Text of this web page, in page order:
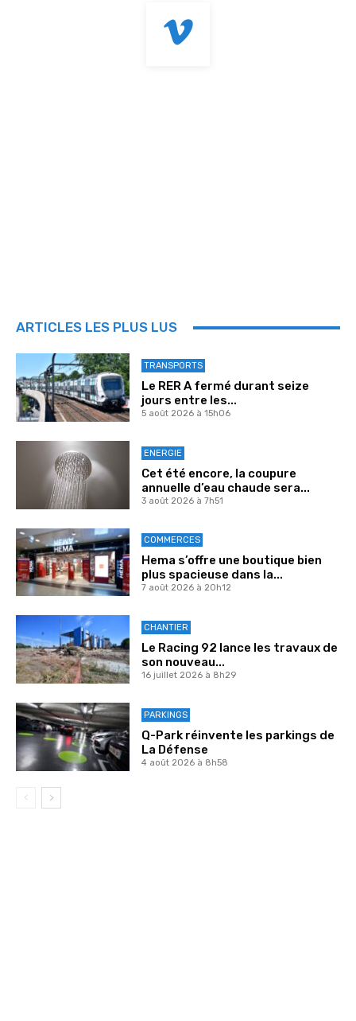
ARTICLES LES PLUS LUS
TRANSPORTS
Le RER A fermé durant seize
jours entre les...
5 août 2026 à 15h06
ENERGIE
Cet été encore, la coupure
annuelle d’eau chaude sera...
3 août 2026 à 7h51
COMMERCES
Hema s’offre une boutique bien
plus spacieuse dans la...
7 août 2026 à 20h12
CHANTIER
Le Racing 92 lance les travaux de
son nouveau...
16 juillet 2026 à 8h29
PARKINGS
Q-Park réinvente les parkings de
La Défense
4 août 2026 à 8h58